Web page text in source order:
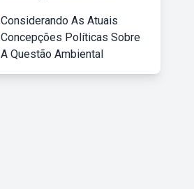
Considerando As Atuais
Concepções Políticas Sobre
A Questão Ambiental